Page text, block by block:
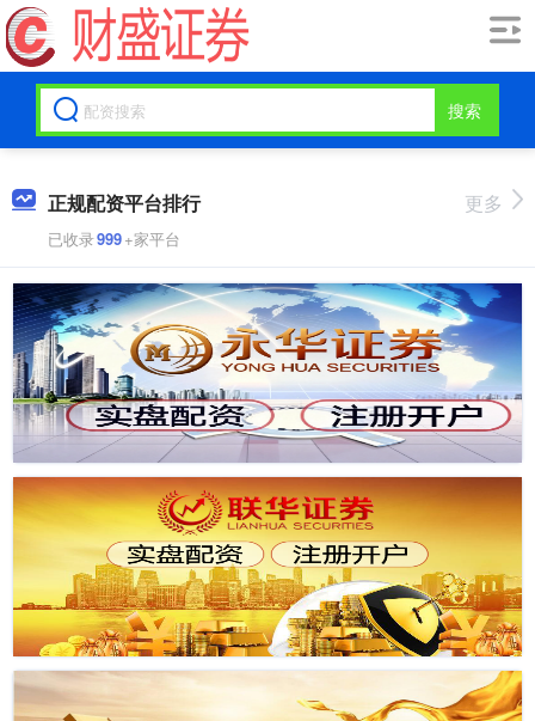
搜索
正规配资平台排行
已收录999+家平台
更多